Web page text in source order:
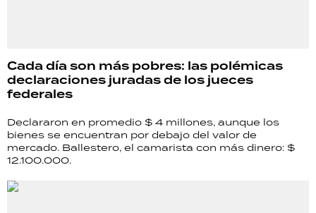
Cada día son más pobres: las polémicas
declaraciones juradas de los jueces
federales
Declararon en promedio $ 4 millones, aunque los
bienes se encuentran por debajo del valor de
mercado. Ballestero, el camarista con más dinero: $
12.100.000.